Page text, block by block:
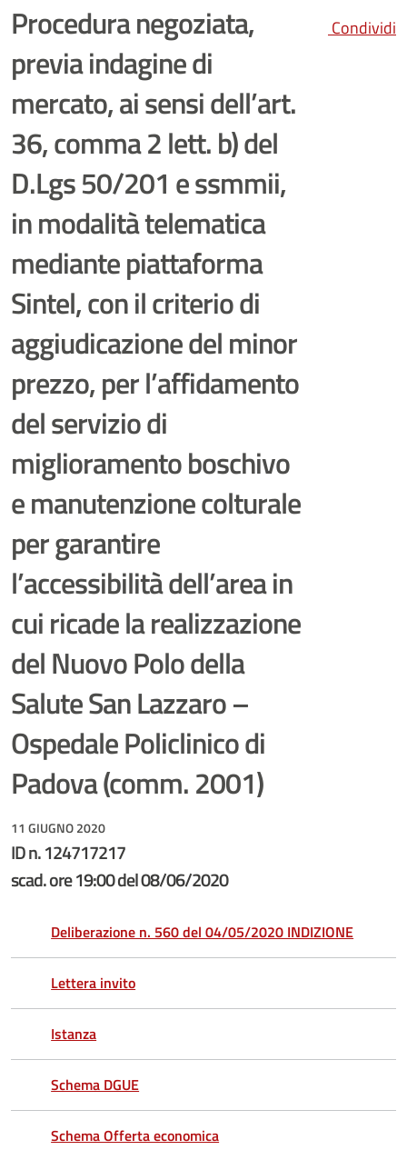
Procedura negoziata,
previa indagine di
mercato, ai sensi dell’art.
36, comma 2 lett. b) del
D.Lgs 50/201 e ssmmii,
in modalità telematica
mediante piattaforma
Sintel, con il criterio di
aggiudicazione del minor
prezzo, per l’affidamento
del servizio di
miglioramento boschivo
e manutenzione colturale
per garantire
l’accessibilità dell’area in
cui ricade la realizzazione
del Nuovo Polo della
Salute San Lazzaro –
Ospedale Policlinico di
Padova (comm. 2001)
Condividi
11 GIUGNO 2020
ID n. 124717217
scad. ore 19:00 del 08/06/2020
Deliberazione n. 560 del 04/05/2020 INDIZIONE
Lettera invito
Istanza
Schema DGUE
Schema Offerta economica